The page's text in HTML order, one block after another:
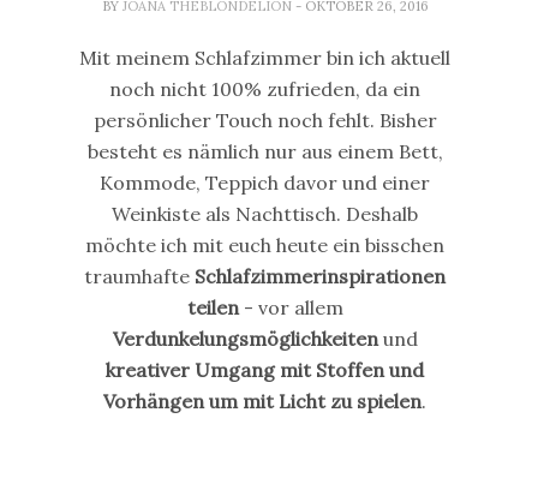
BY JOANA THEBLONDELION - OKTOBER 26, 2016
Mit meinem Schlafzimmer bin ich aktuell
noch nicht 100% zufrieden, da ein
persönlicher Touch noch fehlt. Bisher
besteht es nämlich nur aus einem Bett,
Kommode, Teppich davor und einer
Weinkiste als Nachttisch. Deshalb
möchte ich mit euch heute ein bisschen
traumhafte Schlafzimmerinspirationen
teilen- vor allem
Verdunkelungsmöglichkeitenund
kreativer Umgang mit Stoffen und
Vorhängen um mit Licht zu spielen.